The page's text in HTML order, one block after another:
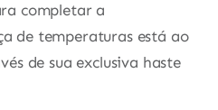
completar a
de temperaturas está ao
de sua exclusiva haste